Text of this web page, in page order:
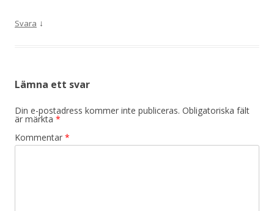
Svara ↓
Lämna ett svar
Din e-postadress kommer inte publiceras. Obligatoriska fält
är märkta *
Kommentar *